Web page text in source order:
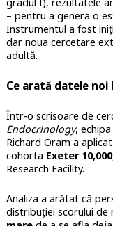
– pentru a genera o
Instrumentul a fost
dar noua cercetare
adultă.
Ce arată datele noi
Într-o scrisoare de
Endocrinology,
Richard Oram a
cohorta Exeter 10,000
Research Facility.
Analiza a arătat că
distribuției scorului de